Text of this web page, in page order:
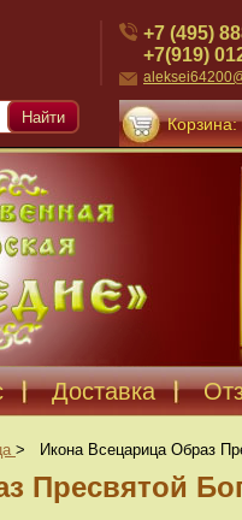
+7 (495)
+7(919)
Корзина:
Найти
Доставка
> Икона Всецарица Образ
Пресвятой